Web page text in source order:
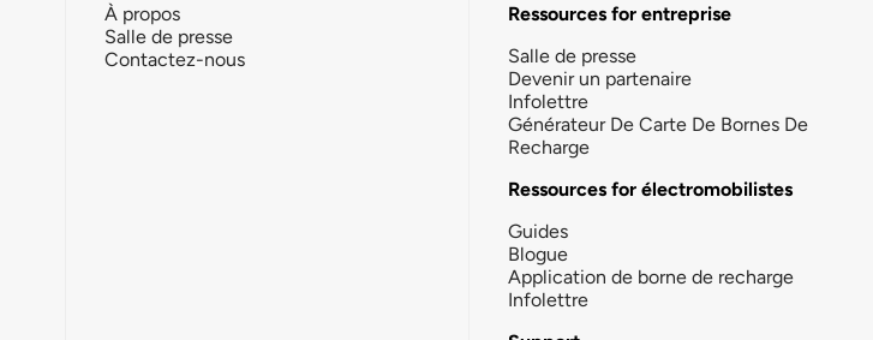
À propos
Salle de presse
Contactez-nous
Ressources for entreprise
Salle de presse
Devenir un partenaire
Infolettre
Générateur De Carte De Bornes De
Recharge
Ressources for électromobilistes
Guides
Blogue
Application de borne de recharge
Infolettre